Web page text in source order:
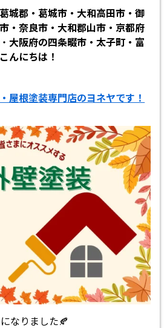
屋根リフォームについて
雨漏りの施工実績
の
城郡・葛城市・大和高田市・御
・奈良市・大和郡山市・京都府
・大阪府の四条畷市・太子町・富
んにちは！
屋根塗装専門店のヨネヤです！
なりました🍂